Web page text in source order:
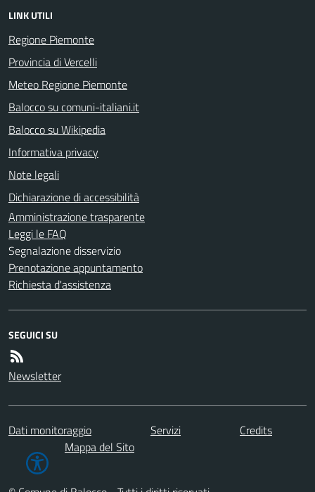
LINK UTILI
Regione Piemonte
Provincia di Vercelli
Meteo Regione Piemonte
Balocco su comuni-italiani.it
Balocco su Wikipedia
Informativa privacy
Note legali
Dichiarazione di accessibilità
Amministrazione trasparente
Leggi le FAQ
Segnalazione disservizio
Prenotazione appuntamento
Richiesta d'assistenza
SEGUICI SU
Newsletter
Dati monitoraggio Servizi
Credits
Mappa del Sito